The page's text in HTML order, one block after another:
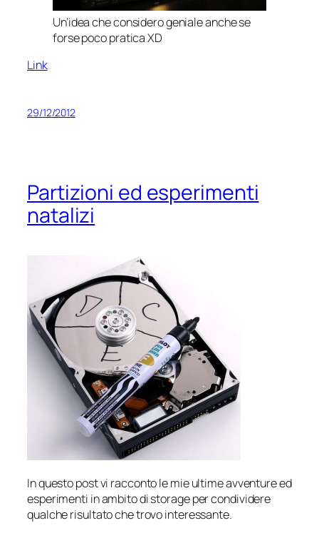
Un’idea che considero geniale anche se
forse poco pratica XD
Link
29/12/2012
Partizioni ed esperimenti
natalizi
In questo post vi racconto le mie ultime avventure ed
esperimenti in ambito di storage per condividere
qualche risultato che trovo interessante.